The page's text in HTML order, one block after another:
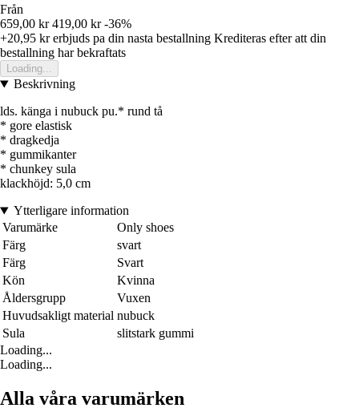
Från
659,00 kr 419,00 kr -36%
+20,95 krerbjuds pa din nasta bestallning Krediteras efter att din
bestallning har bekraftats
Loading...
Beskrivning
lds. känga i nubuck pu.* rund tå
* gore elastisk
* dragkedja
* gummikanter
* chunkey sula
klackhöjd: 5,0 cm
Ytterligare information
Varumärke
Only shoes
Färg
svart
Färg
Svart
Kön
Kvinna
Åldersgrupp
Vuxen
Huvudsakligt material nubuck
Sula
slitstark gummi
Loading...
Loading...
Alla våra varumärken